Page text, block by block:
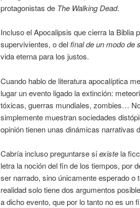
protagonistas de The Walking Dead.
Incluso el Apocalipsis que cierra la Biblia
supervivientes, o delfinal de un modo de
vida eterna para los justos.
Cuando hablo de literatura apocalíptica
lugar un evento ligado la extinción:
tóxicas, guerras mundiales, zombies…
simplemente muestran sociedades
opinión tienen unas dinámicas narrativas
Cabría incluso preguntarse siexiste la
letra la noción del fin de los tiempos, por
ser narrado, sino únicamente esperado
realidad solo tiene dos argumentos
a dicho evento, que por lo tanto no es un